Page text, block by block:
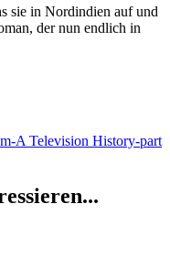
sie in Nordindien auf und
der nun endlich in
A Television History-part